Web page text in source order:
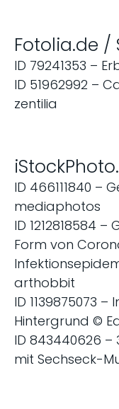
Fotolia.de /
ID 79241353 –
ID 51962992 –
zentilia
ID 466111840 –
mediaphotos
ID 1212818584
Form von
arthobbit
ID 1139875073
Hintergrund ©
ID 843440626
mit Sechseck-